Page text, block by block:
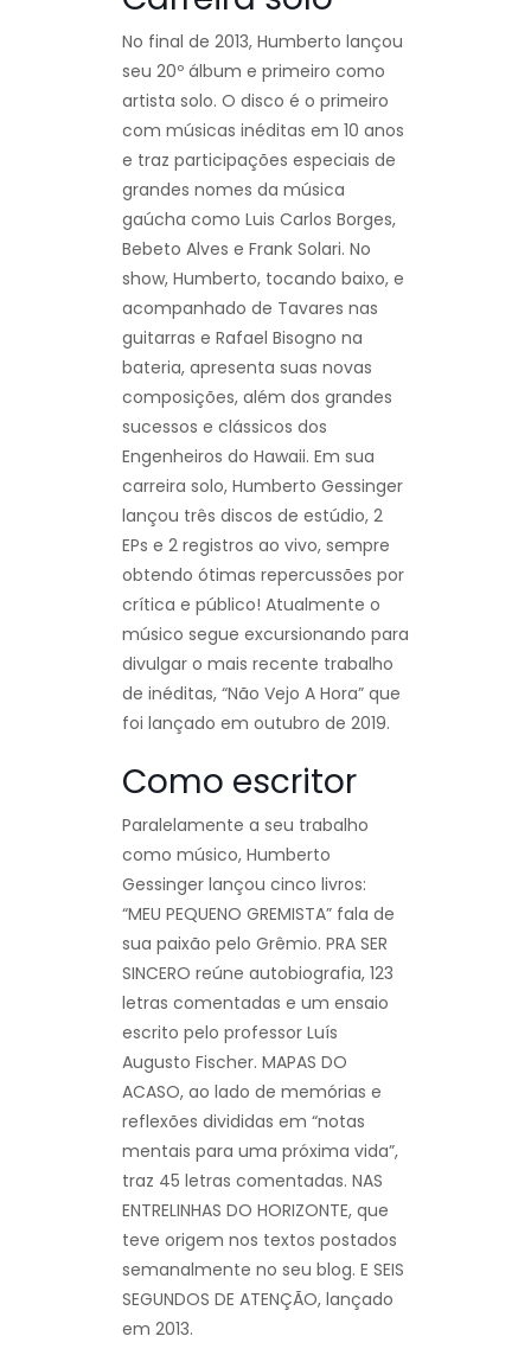
No final de 2013, Humberto lançou
seu 20º álbum e primeiro como
artista solo. O disco é o primeiro
com músicas inéditas em 10 anos
e traz participações especiais de
grandes nomes da música
gaúcha como Luis Carlos Borges,
Bebeto Alves e Frank Solari. No
show, Humberto, tocando baixo, e
acompanhado de Tavares nas
guitarras e Rafael Bisogno na
bateria, apresenta suas novas
composições, além dos grandes
sucessos e clássicos dos
Engenheiros do Hawaii. Em sua
carreira solo, Humberto Gessinger
lançou três discos de estúdio, 2
EPs e 2 registros ao vivo, sempre
obtendo ótimas repercussões por
crítica e público! Atualmente o
músico segue excursionando para
divulgar o mais recente trabalho
de inéditas, “Não Vejo A Hora” que
foi lançado em outubro de 2019.
Como escritor
Paralelamente a seu trabalho
como músico, Humberto
Gessinger lançou cinco livros:
“MEU PEQUENO GREMISTA” fala de
sua paixão pelo Grêmio. PRA SER
SINCERO reúne autobiografia, 123
letras comentadas e um ensaio
escrito pelo professor Luís
Augusto Fischer. MAPAS DO
ACASO, ao lado de memórias e
reflexões divididas em “notas
mentais para uma próxima vida”,
traz 45 letras comentadas. NAS
ENTRELINHAS DO HORIZONTE, que
teve origem nos textos postados
semanalmente no seu blog. E SEIS
SEGUNDOS DE ATENÇÃO, lançado
em 2013.